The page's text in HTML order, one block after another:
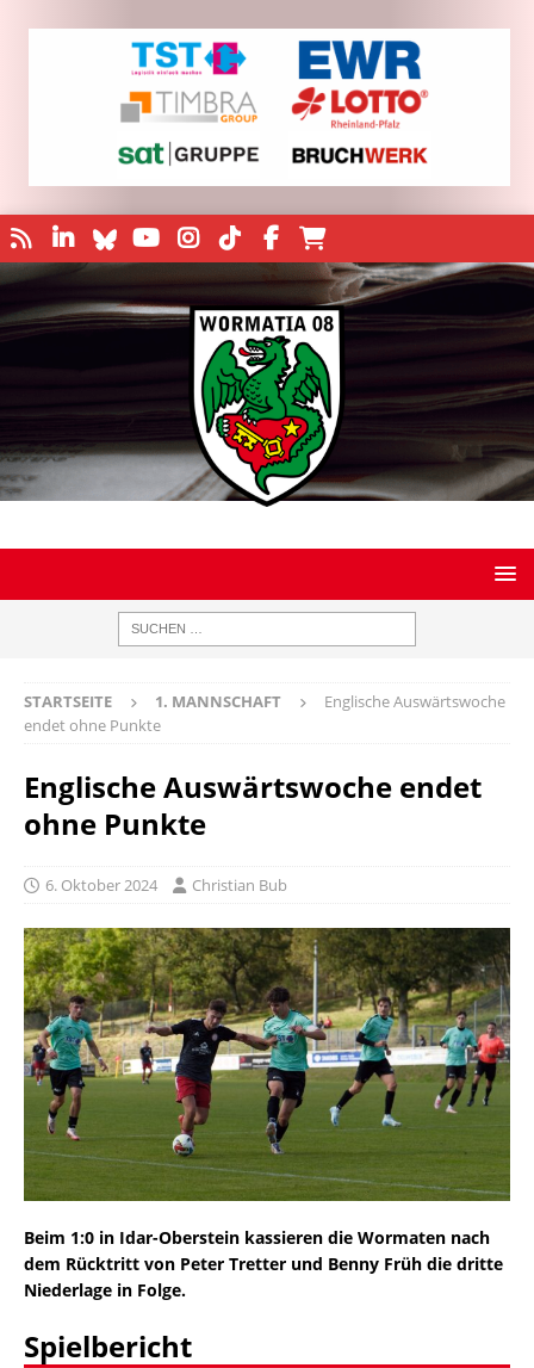
STARTSEITE 1. MANNSCHAFT
Englische Auswärtswoche
endet ohne Punkte
Englische Auswärtswoche endet
ohne Punkte
6. Oktober 2024 Christian Bub
Beim 1:0 in Idar-Oberstein kassieren die Wormaten nach
dem Rücktritt von Peter Tretter und Benny Früh die dritte
Niederlage in Folge.
Spielbericht